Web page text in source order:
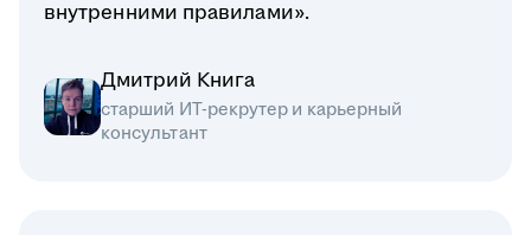
внутренними правилами».
Дмитрий Книга
старший ИТ-рекрутер и карьерный
консультант